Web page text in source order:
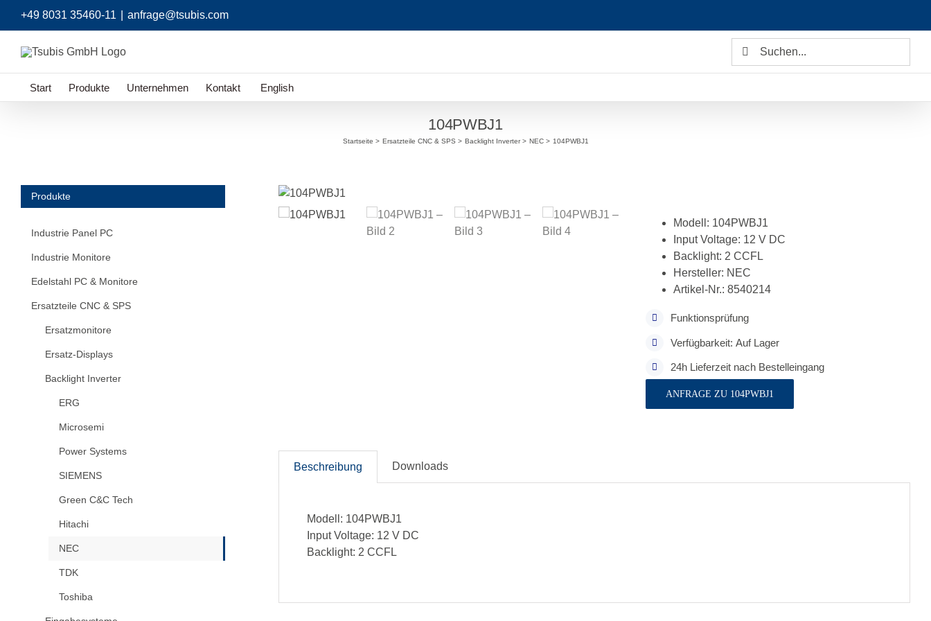
+49 8031 35460-11 anfrage@tsubis.com
Suche
Start Produkte Unternehmen Kontakt English
104PWBJ1
Startseite Ersatzteile CNC & SPS Backlight Inverter NEC 104PWBJ1
Modell: 104PWBJ1
Input Voltage: 12 V DC
Backlight: 2 CCFL
Hersteller: NEC
Artikel-Nr.: 8540214
Funktionsprüfung
Verfügbarkeit: Auf Lager
24h Lieferzeit nach Bestelleingang
ANFRAGE ZU 104PWBJ1
Beschreibung Downloads
Modell: 104PWBJ1
Input Voltage: 12 V DC
Backlight: 2 CCFL
Produkte
Industrie Panel PC
Industrie Monitore
Edelstahl PC & Monitore
Ersatzteile CNC & SPS
Ersatzmonitore
Ersatz-Displays
Backlight Inverter
ERG
Microsemi
Power Systems
SIEMENS
Green C&C Tech
Hitachi
NEC
TDK
Toshiba